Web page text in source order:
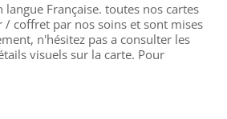
langue Française. toutes nos cartes
/ coffret par nos soins et sont mises
n'hésitez pas a consulter les
visuels sur la carte. Pour